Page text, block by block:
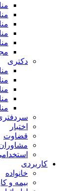
دکتری
اختبار
قضاوت
کاربردی
خانواده
بیمه و